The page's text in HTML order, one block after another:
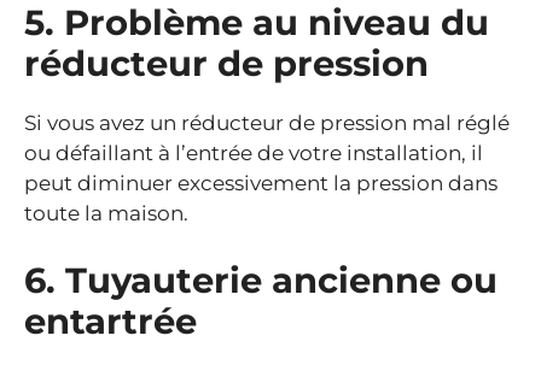
5. Problème au niveau du
réducteur de pression
Si vous avez un réducteur de pression mal réglé
ou défaillant à l’entrée de votre installation, il
peut diminuer excessivement la pression dans
toute la maison.
6. Tuyauterie ancienne ou
entartrée